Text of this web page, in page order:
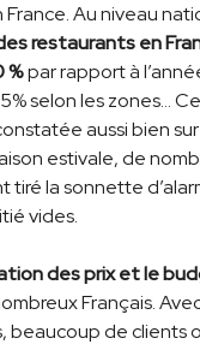
Au niveau
restaurants en
%par rapport à
selon les zones…
aussi bien
estivale, de
tiré la sonnette
vides.
des prix et le
Français.
beaucoup de clients